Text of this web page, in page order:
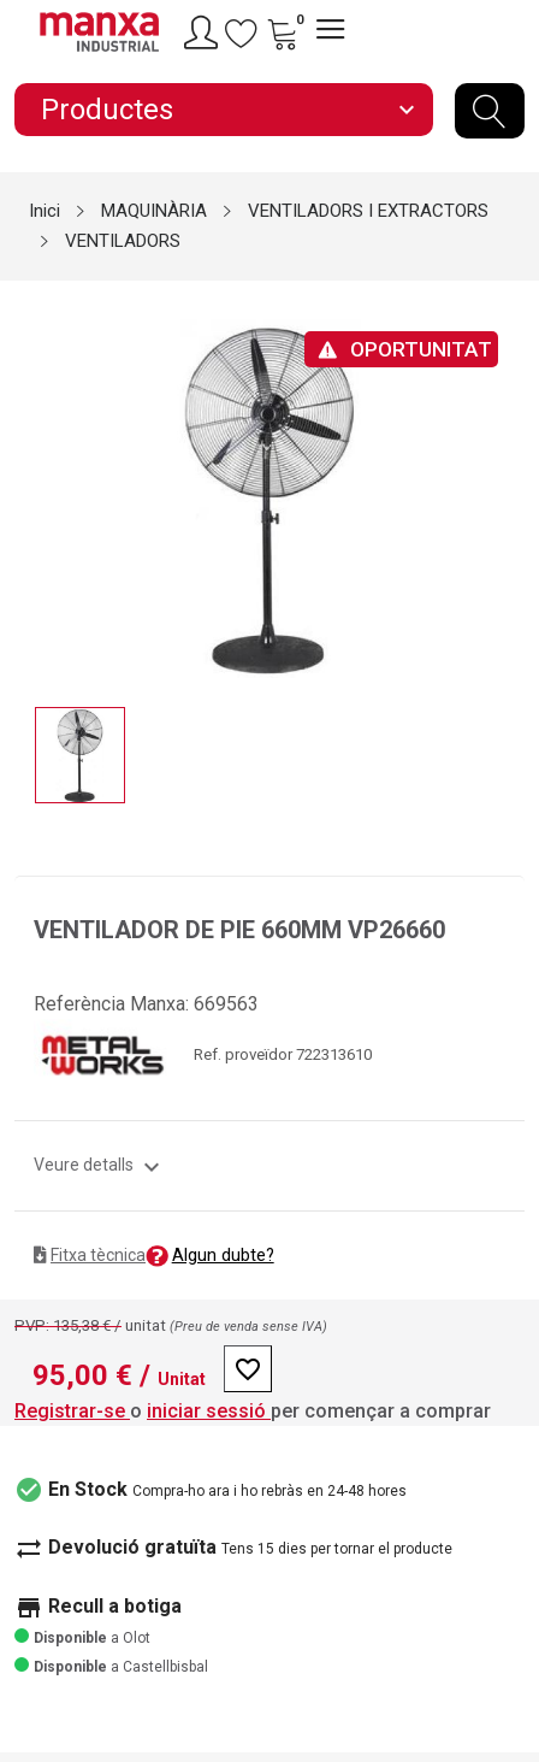
0
Productes expand_more
Inici MAQUINÀRIA
VENTILADORS I EXTRACTORS
VENTILADORS
OPORTUNITAT
VENTILADOR DE PIE 660MM VP26660
Referència Manxa: 669563
Ref. proveïdor 722313610
Veure detalls expand_more
Fitxa tècnica Algun dubte?
PVP: 135,38 € / unitat (Preu de venda sense IVA)
95,00 € / Unitat favorite_border
Registrar-se o iniciar sessió per començar a comprar
check_circle En Stock Compra-ho ara i ho rebràs en 24-48 hores
sync_alt Devolució gratuïta Tens 15 dies per tornar el producte
store Recull a botiga
Disponible a Olot
Disponible a Castellbisbal